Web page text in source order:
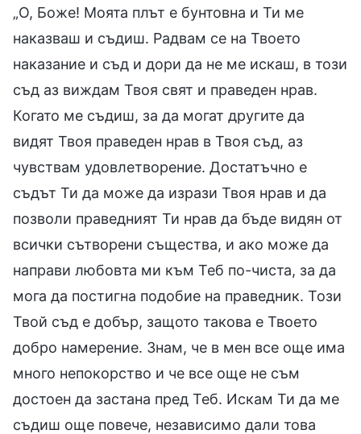
„О, Боже! Моята плът е бунтовна и Ти ме
наказваш и съдиш. Радвам се на Твоето
наказание и съд и дори да не ме искаш, в този
съд аз виждам Твоя свят и праведен нрав.
Когато ме съдиш, за да могат другите да
видят Твоя праведен нрав в Твоя съд, аз
чувствам удовлетворение. Достатъчно е
съдът Ти да може да изрази Твоя нрав и да
позволи праведният Ти нрав да бъде видян от
всички сътворени същества, и ако може да
направи любовта ми към Теб по-чиста, за да
мога да постигна подобие на праведник. Този
Твой съд е добър, защото такова е Твоето
добро намерение. Знам, че в мен все още има
много непокорство и че все още не съм
достоен да застана пред Теб. Искам Ти да ме
съдиш още повече, независимо дали това